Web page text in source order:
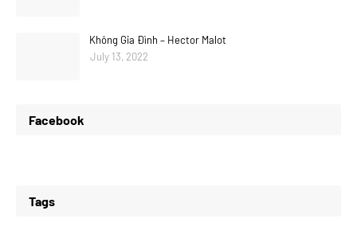
Không Gia Đình – Hector Malot
July 13, 2022
Facebook
Tags